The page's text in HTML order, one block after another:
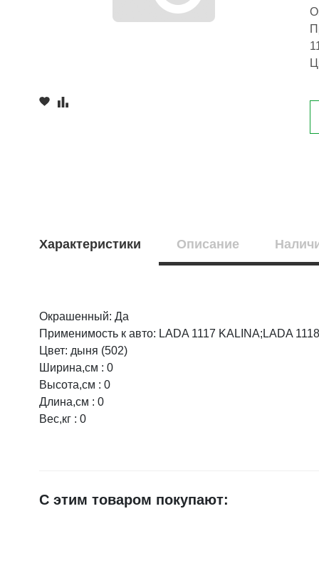
Характеристики Описание
Окрашенный: Да
Применимость к авто: LADA 1117 KALINA;LADA
Цвет: дыня (502)
Ширина,см : 0
Высота,см : 0
Длина,см : 0
Вес,кг : 0
Оцените товар:
Ваше имя
E-mail
С этим товаром покупают: